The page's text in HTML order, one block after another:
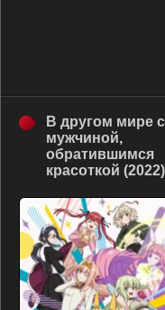
В другом мире с
мужчиной,
обратившимся
красоткой (2022)